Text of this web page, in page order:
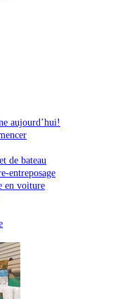
aujourd’hui!
de bateau
entreposage
en voiture